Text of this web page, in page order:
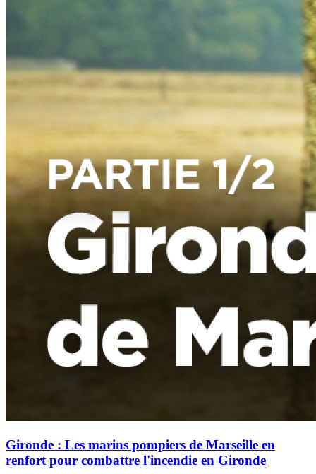
Gironde : Les marins pompiers de Marseille en
renfort pour combattre l'incendie en Gironde